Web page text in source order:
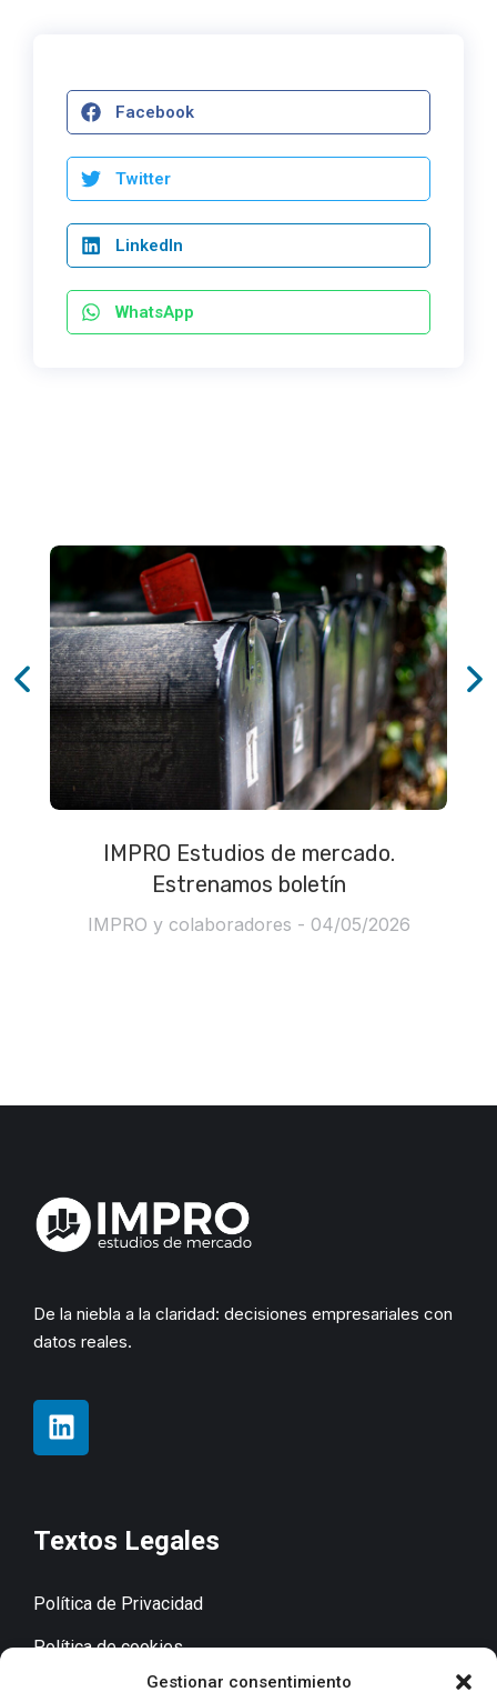
Gestionar consentimiento
Facebook
Twitter
LinkedIn
WhatsApp
IMPRO Estudios de mercado.
Estrenamos boletín
IMPRO y colaboradores 04/05/2026
De la niebla a la claridad: decisiones empresariales con
datos reales.
Textos Legales
Política de Privacidad
Política de cookies